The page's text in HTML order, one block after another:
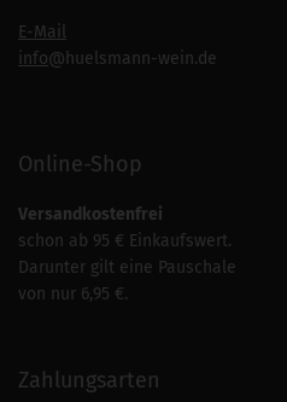
E-Mail
info@huelsmann-wein.de
Online-Shop
Versandkostenfrei
schon ab 95 € Einkaufswert.
Darunter gilt eine Pauschale
von nur 6,95 €.
Zahlungsarten